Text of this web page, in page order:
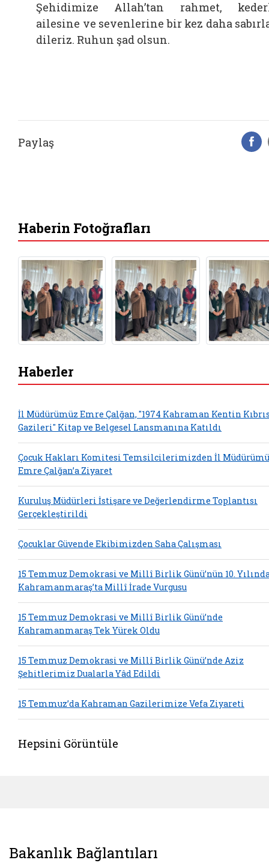
Şehidimize Allah’tan rahmet,
ailesine ve sevenlerine bir kez daha
dileriz. Ruhun şad olsun.
Paylaş
Haberin Fotoğrafları
Haberler
İl Müdürümüz Emre Çalğan, "1974 Kahraman Kentin
Gazileri" Kitap ve Belgesel Lansmanına Katıldı
Çocuk Hakları Komitesi Temsilcilerimizden İl
Emre Çalğan’a Ziyaret
Kuruluş Müdürleri İstişare ve Değerlendirme Toplantısı
Gerçekleştirildi
Çocuklar Güvende Ekibimizden Saha Çalışması
15 Temmuz Demokrasi ve Millî Birlik Günü’nün 10.
Kahramanmaraş’ta Millî İrade Vurgusu
15 Temmuz Demokrasi ve Millî Birlik Günü’nde
Kahramanmaraş Tek Yürek Oldu
15 Temmuz Demokrasi ve Millî Birlik Günü’nde Aziz
Şehitlerimiz Dualarla Yâd Edildi
15 Temmuz’da Kahraman Gazilerimize Vefa Ziyareti
Hepsini Görüntüle
Bakanlık Bağlantıları